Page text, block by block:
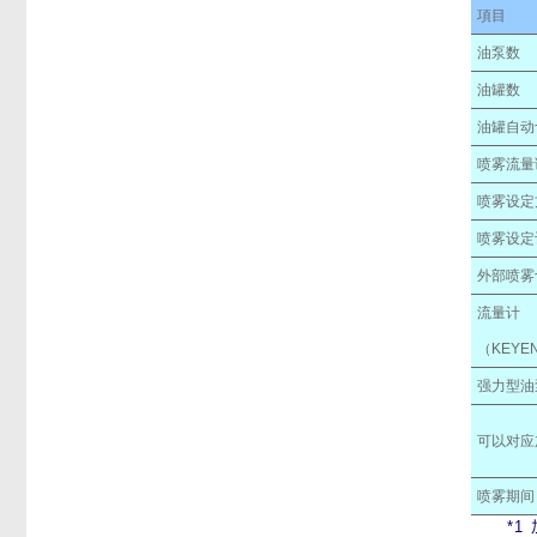
項目
油泵数
油罐数
油罐自
喷雾流
喷雾设
喷雾设
外部喷
流量计
（
强力型
可以对
喷雾期间
*1